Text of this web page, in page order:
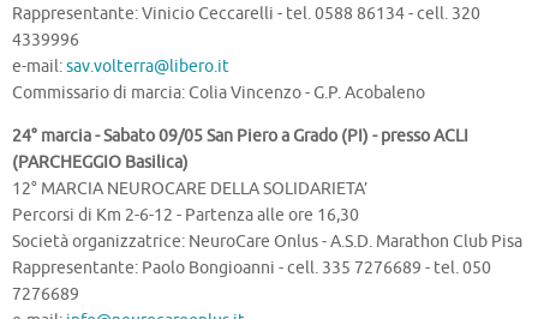
Rappresentante: Vinicio Ceccarelli - tel. 0588 86134 - cell. 320
4339996
e-mail:sav.volterra@libero.it
Commissario di marcia: Colia Vincenzo - G.P. Acobaleno
24° marcia - Sabato 09/05 San Piero a Grado (PI) - presso ACLI
(PARCHEGGIO Basilica)
12° MARCIA NEUROCARE DELLA SOLIDARIETA’
Percorsi di Km 2-6-12 - Partenza alle ore 16,30
Società organizzatrice: NeuroCare Onlus - A.S.D. Marathon Club Pisa
Rappresentante: Paolo Bongioanni - cell. 335 7276689 - tel. 050
7276689